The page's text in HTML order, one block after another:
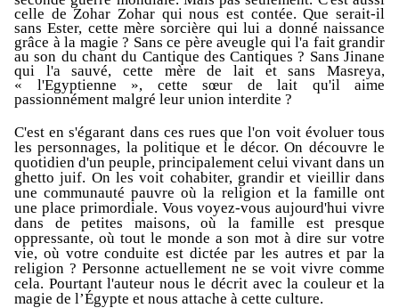
celle de Zohar Zohar qui nous est contée. Que serait-il
sans Ester, cette mère sorcière qui lui a donné naissance
grâce à la magie ? Sans ce père aveugle qui l'a fait grandir
au son du chant du Cantique des Cantiques ? Sans Jinane
qui l'a sauvé, cette mère de lait et sans Masreya,
« l'Egyptienne », cette sœur de lait qu'il aime
passionnément malgré leur union interdite ?
C'est en s'égarant dans ces rues que l'on voit évoluer tous
les personnages, la politique et le décor. On découvre le
quotidien d'un peuple, principalement celui vivant dans un
ghetto juif. On les voit cohabiter, grandir et vieillir dans
une communauté pauvre où la religion et la famille ont
une place primordiale. Vous voyez-vous aujourd'hui vivre
dans de petites maisons, où la famille est presque
oppressante, où tout le monde a son mot à dire sur votre
vie, où votre conduite est dictée par les autres et par la
religion ? Personne actuellement ne se voit vivre comme
cela. Pourtant l'auteur nous le décrit avec la couleur et la
magie de l’Égypte et nous attache à cette culture.